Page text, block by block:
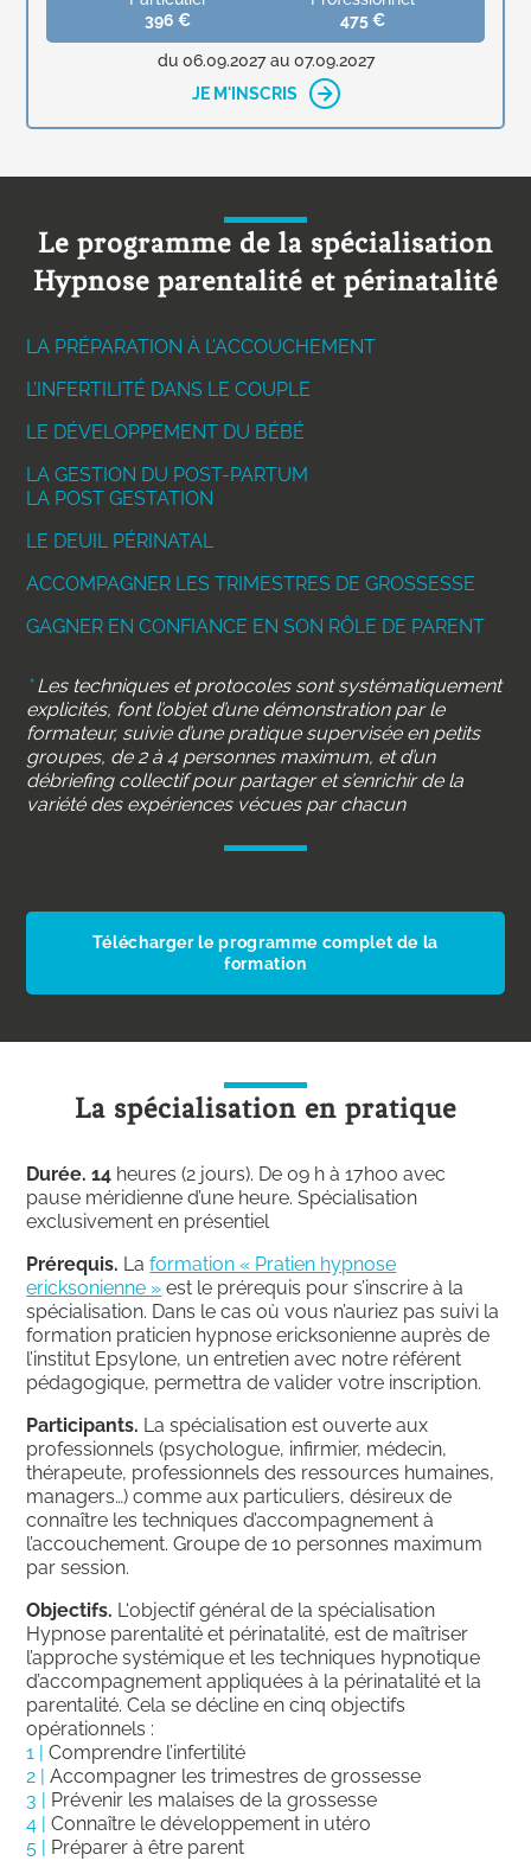
396 €
475 €
du 06.09.2027 au 07.09.2027
JE M'INSCRIS
Le programme de la spécialisation
Hypnose parentalité et périnatalité
LA PRÉPARATION À L’ACCOUCHEMENT
L’INFERTILITÉ DANS LE COUPLE
LE DÉVELOPPEMENT DU BÉBÉ
LA GESTION DU POST-PARTUM
LA POST GESTATION
LE DEUIL PÉRINATAL
ACCOMPAGNER LES TRIMESTRES DE GROSSESSE
GAGNER EN CONFIANCE EN SON RÔLE DE PARENT
*Les techniques et protocoles sont systématiquement
explicités, font l’objet d’une démonstration par le
formateur, suivie d’une pratique supervisée en petits
groupes, de 2 à 4 personnes maximum, et d’un
débriefing collectif pour partager et s’enrichir de la
variété des expériences vécues par chacun
Télécharger le programme complet de la
formation
La spécialisation en pratique
Durée. 14 heures (2 jours). De 09 h à 17h00 avec
pause méridienne d’une heure. Spécialisation
exclusivement en présentiel
Prérequis. Laformation « Pratien hypnose
ericksonienne » est le prérequis pour s’inscrire à la
spécialisation. Dans le cas où vous n’auriez pas suivi la
formation praticien hypnose ericksonienne auprès de
l’institut Epsylone, un entretien avec notre référent
pédagogique, permettra de valider votre inscription.
Participants. La spécialisation est ouverte aux
professionnels (psychologue, infirmier, médecin,
thérapeute, professionnels des ressources humaines,
managers…) comme aux particuliers, désireux de
connaître les techniques d’accompagnement à
l’accouchement. Groupe de 10 personnes maximum
par session.
Objectifs. L‘objectif général de la spécialisation
Hypnose parentalité et périnatalité, est de maîtriser
l’approche systémique et les techniques hypnotique
d’accompagnement appliquées à la périnatalité et la
parentalité. Cela se décline en cinq objectifs
opérationnels :
1 |Comprendre l’infertilité
2 |Accompagner les trimestres de grossesse
3 | Prévenir les malaises de la grossesse
4 |Connaître le développement in utéro
5 | Préparer à être parent